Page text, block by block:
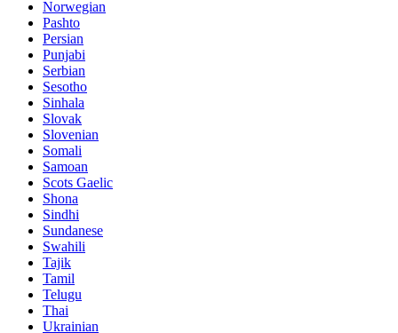
Norwegian
Pashto
Persian
Punjabi
Serbian
Sesotho
Sinhala
Slovak
Slovenian
Somali
Samoan
Scots Gaelic
Shona
Sindhi
Sundanese
Swahili
Tajik
Tamil
Telugu
Thai
Ukrainian